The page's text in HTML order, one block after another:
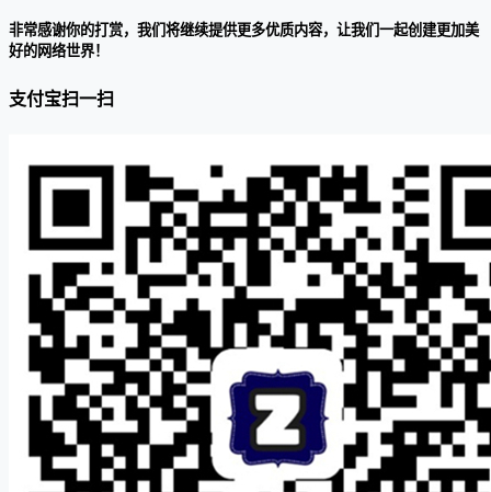
非常感谢你的打赏，我们将继续提供更多优质内容，让我们一起创建更加美
好的网络世界！
支付宝扫一扫